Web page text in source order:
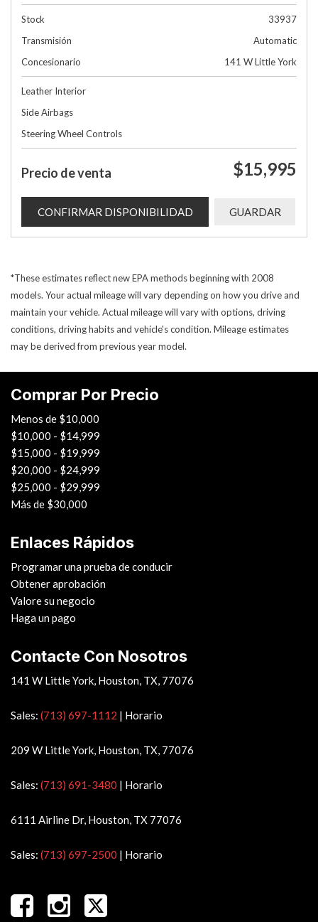
Stock
33937
Transmisión
Automatic
Concesionario
141 W Little York
Leather Interior
Side Airbags
Steering Wheel Controls
Precio de venta $15,995
CONFIRMAR DISPONIBILIDAD GUARDAR
*These estimates reflect new EPA methods beginning with 2008
models. Your actual mileage will vary depending on how you drive and
maintain your vehicle. Actual mileage will vary with options, driving
conditions, driving habits and vehicle's condition. Mileage estimates
may be derived from previous year model.
Comprar Por Precio
Menos de $10,000
$10,000 - $14,999
$15,000 - $19,999
$20,000 - $24,999
$25,000 - $29,999
Más de $30,000
Enlaces Rápidos
Programar una prueba de conducir
Obtener aprobación
Valore su negocio
Haga un pago
Contacte Con Nosotros
141 W Little York, Houston, TX, 77076
Sales: (713) 697-1112 | Horario
209 W Little York, Houston, TX, 77076
Sales: (713) 691-3480 | Horario
6111 Airline Dr, Houston, TX 77076
Sales: (713) 697-2500 | Horario